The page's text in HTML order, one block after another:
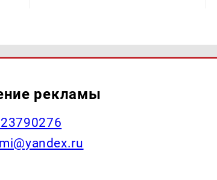
рекламы